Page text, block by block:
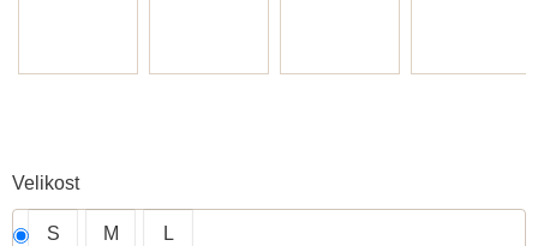
Velikost
S M L